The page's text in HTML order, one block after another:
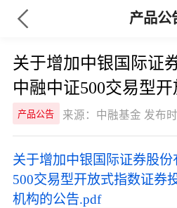
产品公
关于增加中银国际证
中融中证500交易型
资基金联接基金销售
产品公告 来源：中融基金 发布
关于增加中银国际证券股
500交易型开放式指数证券
机构的公告.pdf